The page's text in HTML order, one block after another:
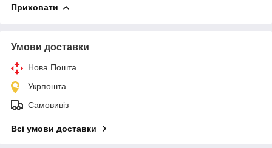
Приховати
Умови доставки
Нова Пошта
Укрпошта
Самовивіз
Всі умови доставки